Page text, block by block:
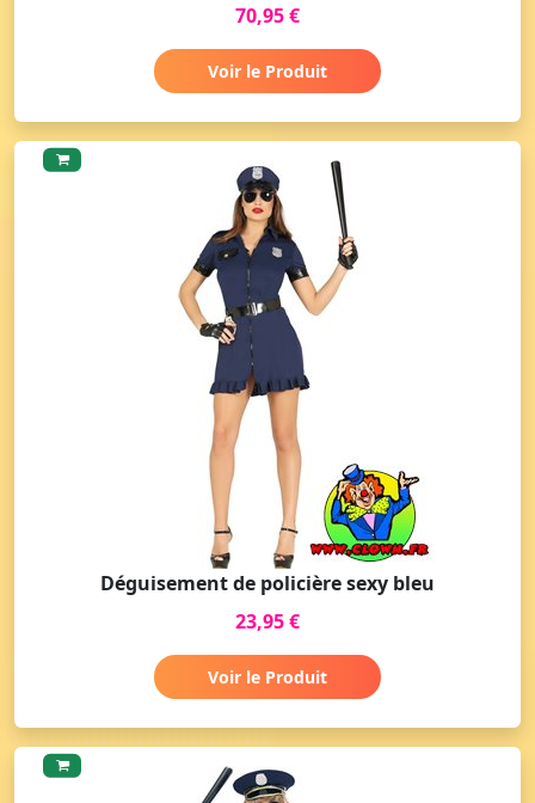
70,95 €
Voir le Produit
Déguisement de policière sexy bleu
23,95 €
Voir le Produit